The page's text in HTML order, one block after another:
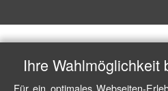
Ihre Wahlmöglichkeit
Für ein optimales Webseiten-